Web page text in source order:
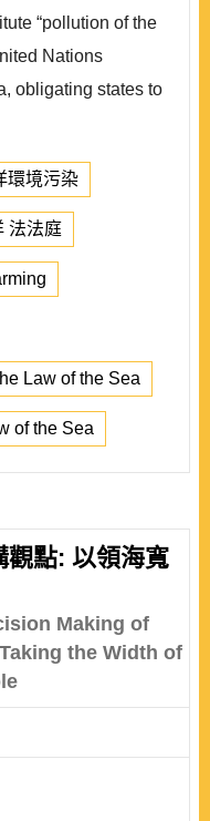
“pollution of the
Nations
obligating states to
環境污染
法法庭
Law of the Sea
of the Sea
觀點: 以領海寬
Making of
the Width of